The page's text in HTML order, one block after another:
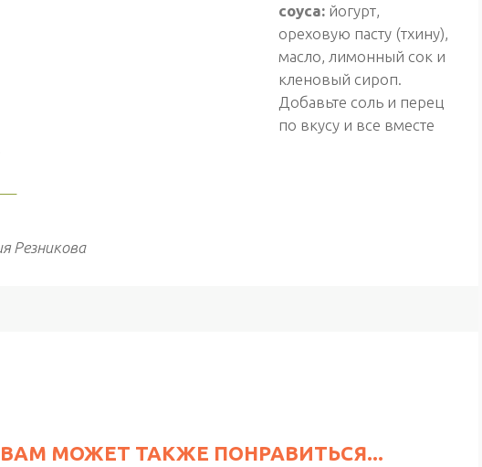
соуса: йогурт,
ореховую пасту (тхину),
масло, лимонный сок и
кленовый сироп.
Добавьте соль и перец
по вкусу и все вместе
Резникова
ВАМ МОЖЕТ ТАКЖЕ ПОНРАВИТЬСЯ...